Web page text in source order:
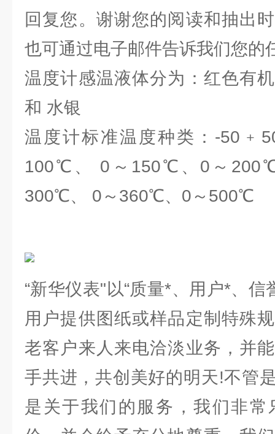
回复您。谢谢您的阅读和抽出
也可通过电子邮件告诉我们您的
温度计感温液体分为：红色有
和 水银
温度计标准温度种类：-
100℃、 0～150℃、0～
300℃、 0～360℃、0～500℃
“新华仪表"以“质量*、用户*、
用户提供图纸或样品定制特殊
老客户来人来电洽淡业务，并
手共进，共创美好的明天!不管
是关于我们的服务，我们非